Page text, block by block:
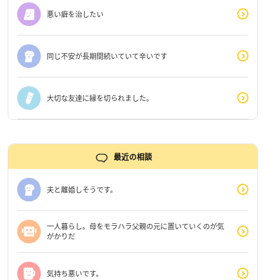
悪い癖を治したい
同じ不安が長期間続いていて辛いです
大切な友達に縁を切られました。
最近の相談
夫と離婚しそうです。
一人暮らし。母をモラハラ父親の元に置いていくのが気
がかりだ
気持ち悪いです。